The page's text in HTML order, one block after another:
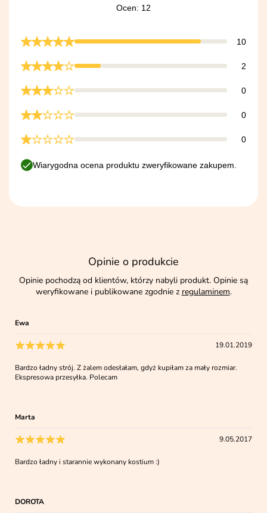
Ocen: 12
10
2
0
0
0
Wiarygodna ocena produktu zweryfikowane zakupem.
Opinie o produkcie
Opinie pochodzą od klientów, którzy nabyli produkt. Opinie są
weryfikowane i publikowane zgodnie z regulaminem.
Ewa
19.01.2019
Bardzo ładny strój. Z żalem odesłałam, gdyż kupiłam za mały rozmiar.
Ekspresowa przesyłka. Polecam
Marta
9.05.2017
Bardzo ładny i starannie wykonany kostium :)
DOROTA